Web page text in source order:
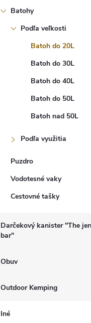
Batohy
Podľa veľkosti
Batoh do 20L
Batoh do 30L
Batoh do 40L
Batoh do 50L
Batoh nad 50L
Podľa využitia
Puzdro
Vodotesné vaky
Cestovné tašky
Darčekový kanister "The
bar"
Obuv
Outdoor Kemping
Iné